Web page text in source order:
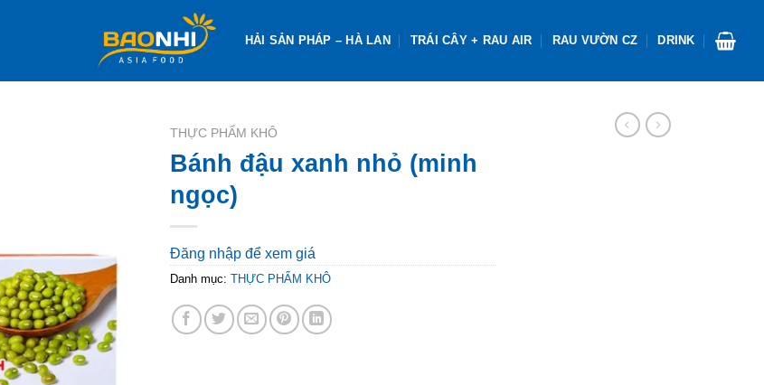
HẢI SẢN PHÁP – HÀ LAN TRÁI CÂY + RAU AIR RAU VƯỜN CZ DRINK
THỰC PHẨM KHÔ
Bánh đậu xanh nhỏ (minh
ngọc)
Đăng nhập để xem giá
Danh mục: THỰC PHẨM KHÔ